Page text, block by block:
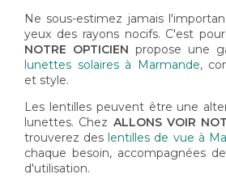
Ne sous-estimez jamais
yeux des rayons nocifs. C'est
NOTRE OPTICIEN propose une
lunettes solaires à Marmande,
et style.
Les lentilles peuvent être une
lunettes. Chez ALLONS VOIR
trouverez des lentilles de vue à
chaque besoin, accompagnées
d'utilisation.